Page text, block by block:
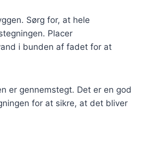
Sørg for, at hele
Placer
i bunden af fadet for at
er gennemstegt. Det er en god
for at sikre, at det bliver